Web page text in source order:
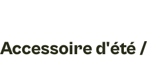
d'été /